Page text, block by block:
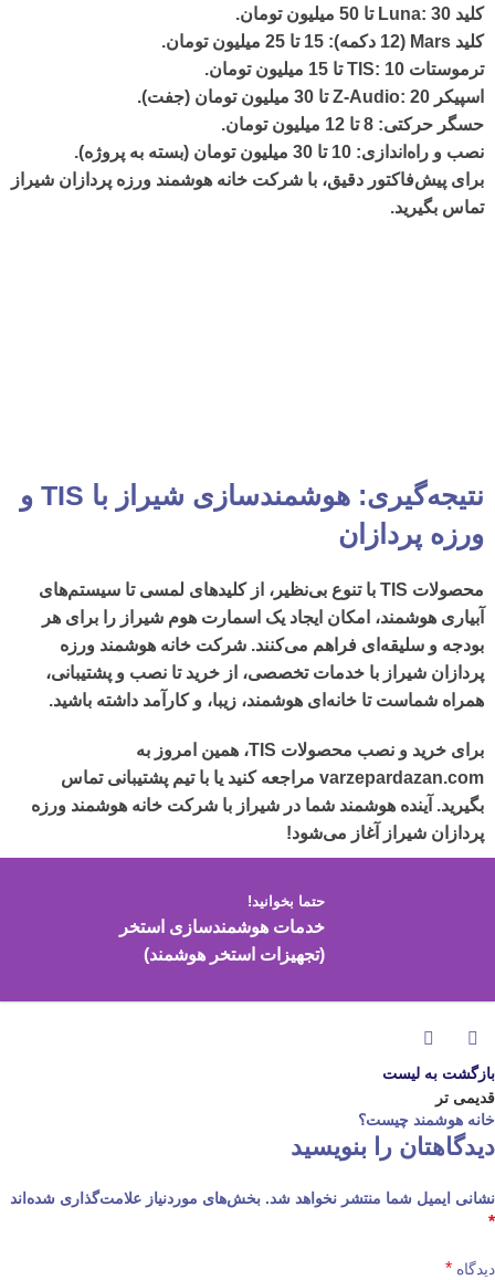
کلید : 30 تا 50 میلیون تومان.
کلید
دکمه): 15 تا 25 میلیون تومان.
ترموستات : 10 تا 15 میلیون تومان.
اسپیکر : 20 تا 30 میلیون تومان (جفت).
حسگر حرکتی: 8 تا 12 میلیون تومان.
نصب و راه‌اندازی: 10 تا 30 میلیون تومان (بسته به پروژه).
برای پیش‌فاکتور دقیق، با شرکت خانه هوشمند ورزه پردازان شیراز
تماس بگیرید.
نتیجه‌گیری: هوشمندسازی شیراز با TIS و
ورزه پردازان
محصولات
با تنوع بی‌نظیر، از کلیدهای لمسی تا سیستم‌های
آبیاری هوشمند، امکان ایجاد یک اسمارت هوم شیراز را برای هر
بودجه و سلیقه‌ای فراهم می‌کنند. شرکت خانه هوشمند ورزه
پردازان شیراز با خدمات تخصصی، از خرید تا نصب و پشتیبانی،
همراه شماست تا خانه‌ای هوشمند، زیبا، و کارآمد داشته باشید.
برای خرید و نصب محصولات
، همین امروز به
varzepardazan.com مراجعه کنید یا با تیم پشتیبانی تماس
بگیرید. آینده هوشمند شما در شیراز با شرکت خانه هوشمند ورزه
پردازان شیراز
آغاز می‌شود!
حتما بخوانید!
خدمات هوشمندسازی استخر
(تجهیزات استخر هوشمند)
بازگشت به لیست
قدیمی تر
خانه هوشمند چیست؟
دیدگاهتان را بنویسید
نشانی ایمیل شما منتشر نخواهد شد. بخش‌های موردنیاز علامت‌گذاری شده‌اند
*
دیدگاه *